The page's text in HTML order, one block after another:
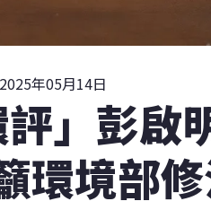
2025年05月14日
評」彭啟
環境部